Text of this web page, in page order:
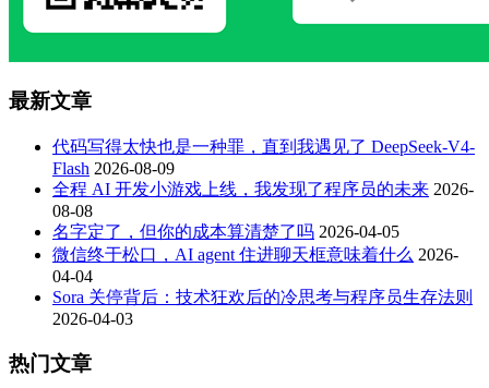
最新文章
代码写得太快也是一种罪，直到我遇见了 DeepSeek-V4-
Flash 2026-08-09
全程 AI 开发小游戏上线，我发现了程序员的未来 2026-
08-08
名字定了，但你的成本算清楚了吗 2026-04-05
微信终于松口，AI agent 住进聊天框意味着什么 2026-
04-04
Sora 关停背后：技术狂欢后的冷思考与程序员生存法则
2026-04-03
热门文章